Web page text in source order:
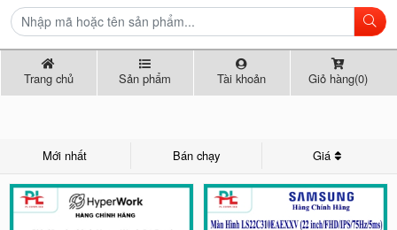
Trang chủ Sản phẩm Tài khoản Giỏ hàng(0)
Mới nhất Bán chạy Giá